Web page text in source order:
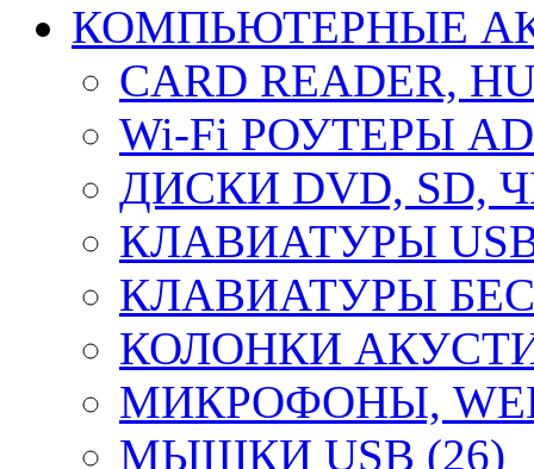
КОМПЬЮТЕРНЫЕ
CARD READER,
Wi-Fi РОУТЕРЫ
ДИСКИ DVD, SD,
КЛАВИАТУРЫ
КЛАВИАТУРЫ
КОЛОНКИ
МИКРОФОНЫ,
МЫШКИ USB (26)